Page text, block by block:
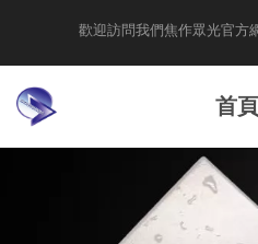
歡迎訪問我們焦作眾光官方
首頁